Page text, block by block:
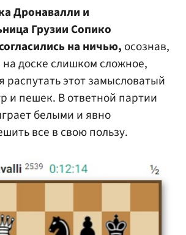
Дронавалли и
Грузии Сопико
на ничью, осознав,
доске слишком сложное,
распутать этот замысловатый
и пешек. В ответной партии
белыми и явно
все в свою пользу.